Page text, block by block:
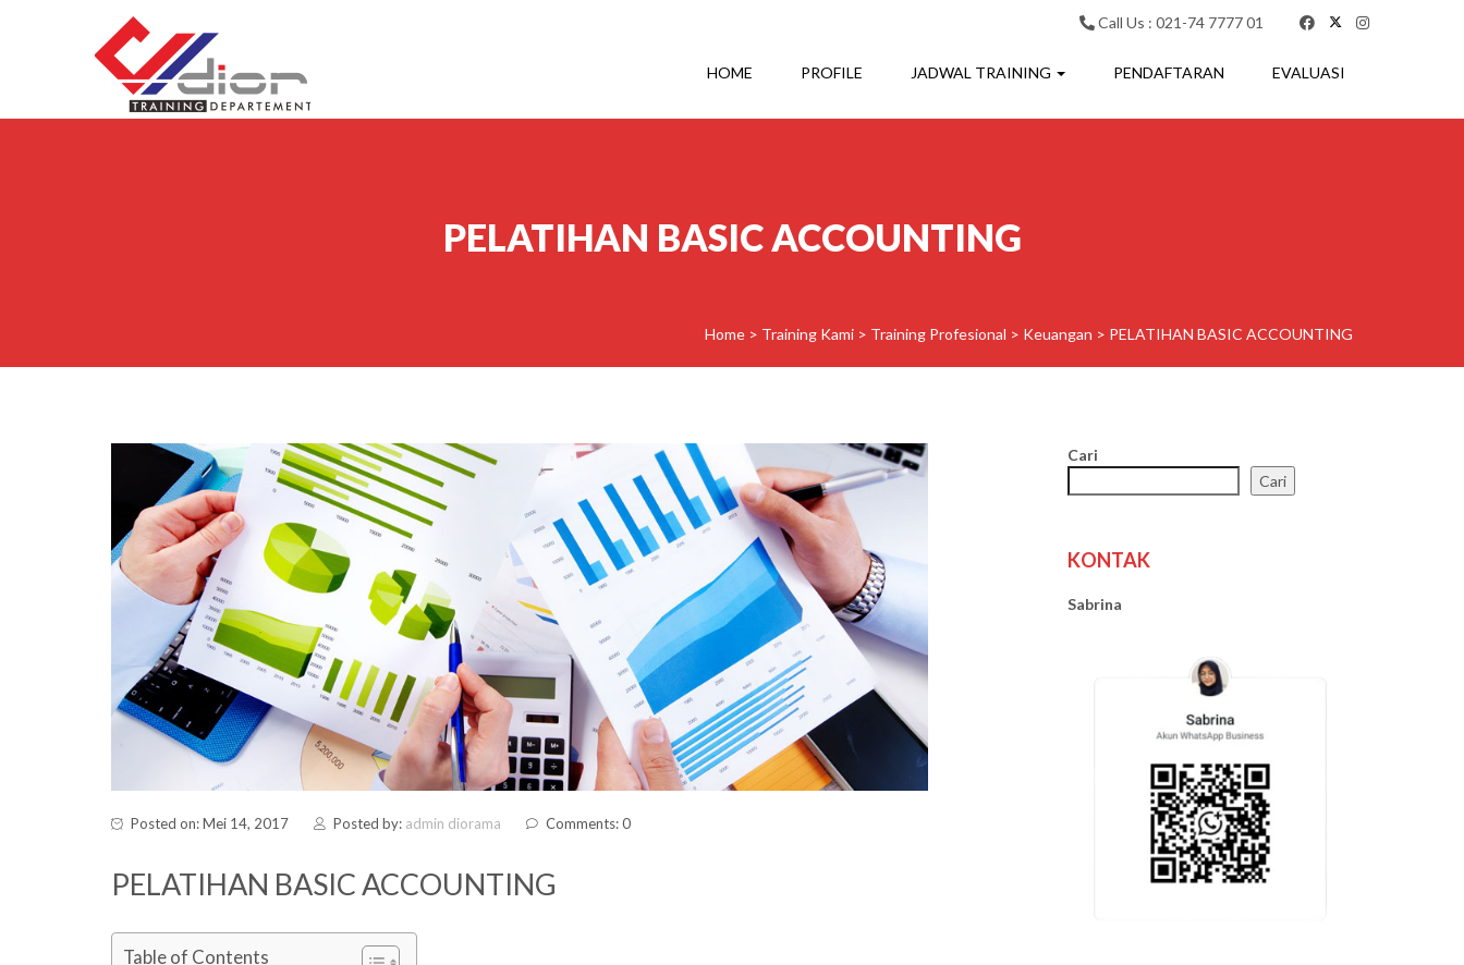
Call Us : 021-74 7777 01
HOME PROFILE JADWAL TRAINING PENDAFTARAN EVALUASI
PELATIHAN BASIC ACCOUNTING
Home > Training Kami > Training Profesional > Keuangan > PELATIHAN BASIC ACCOUNTING
Posted on: Mei 14, 2017 Posted by: admin diorama Comments: 0
PELATIHAN BASIC ACCOUNTING
Table of Contents
Cari
Cari
KONTAK
Sabrina